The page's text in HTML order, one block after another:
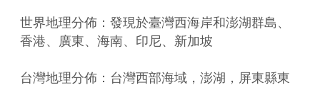
世界地理分佈：發現於臺灣西海岸和澎湖群島、
香港、廣東、海南、印尼、新加坡
台灣地理分佈：台灣西部海域，澎湖，屏東縣東